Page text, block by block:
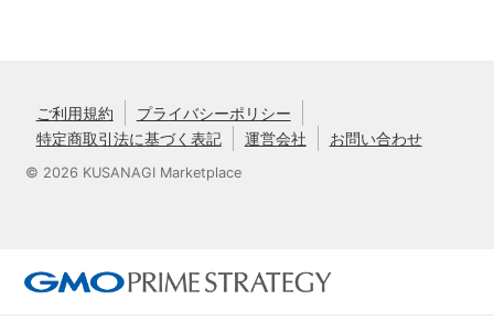
ご利用規約
プライバシーポリシー
特定商取引法に基づく表記
運営会社 お問い合わせ
© 2026 KUSANAGI Marketplace